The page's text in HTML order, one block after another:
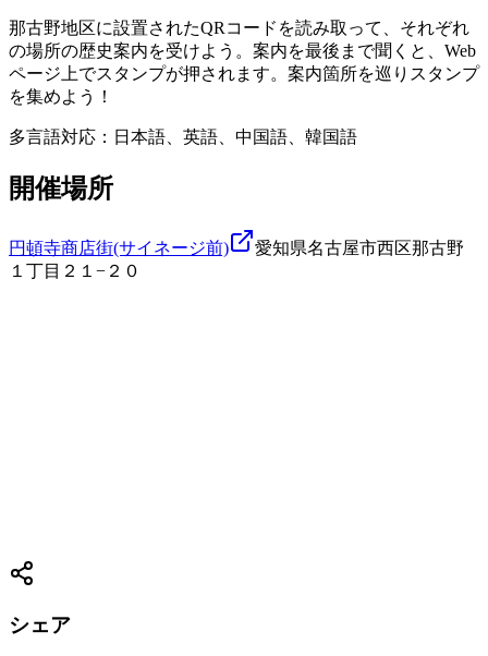
那古野地区に設置されたQRコードを読み取って、それぞれ
の場所の歴史案内を受けよう。案内を最後まで聞くと、Web
ページ上でスタンプが押されます。案内箇所を巡りスタンプ
を集めよう！
多言語対応：日本語、英語、中国語、韓国語
開催場所
円頓寺商店街(サイネージ前)
愛知県名古屋市西区那古野
１丁目２１−２０
シェア